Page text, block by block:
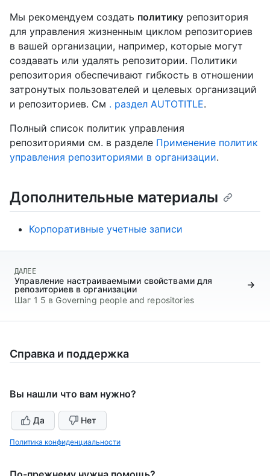
Мы рекомендуем создать политику репозитория
для управления жизненным циклом репозиториев
в вашей организации, например, которые могут
создавать или удалять репозитории. Политики
репозитория обеспечивают гибкость в отношении
затронутых пользователей и целевых организаций
и репозиториев. См . раздел AUTOTITLE.
Полный список политик управления
репозиториями см. в разделе Применение политик
управления репозиториями в организации.
Дополнительные материалы
Корпоративные учетные записи
ДАЛЕЕ
Управление настраиваемыми свойствами для
репозиториев в организации
Шаг 1 5 в Governing people and repositories
Справка и поддержка
Вы нашли что вам нужно?
Да Нет
Политика конфиденциальности